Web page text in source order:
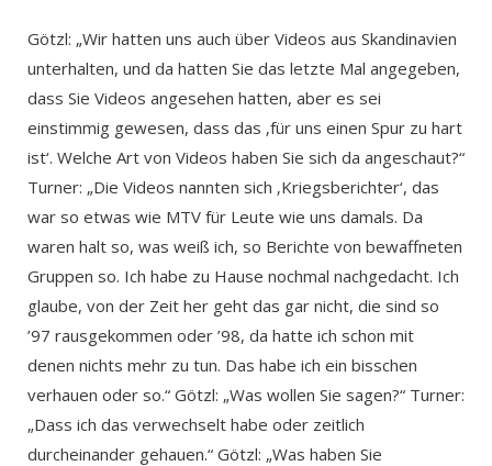
Götzl: „Wir hatten uns auch über Videos aus Skandinavien
unterhalten, und da hatten Sie das letzte Mal angegeben,
dass Sie Videos angesehen hatten, aber es sei
einstimmig gewesen, dass das ‚für uns einen Spur zu hart
ist‘. Welche Art von Videos haben Sie sich da angeschaut?“
Turner: „Die Videos nannten sich ‚Kriegsberichter‘, das
war so etwas wie MTV für Leute wie uns damals. Da
waren halt so, was weiß ich, so Berichte von bewaffneten
Gruppen so. Ich habe zu Hause nochmal nachgedacht. Ich
glaube, von der Zeit her geht das gar nicht, die sind so
’97 rausgekommen oder ’98, da hatte ich schon mit
denen nichts mehr zu tun. Das habe ich ein bisschen
verhauen oder so.“ Götzl: „Was wollen Sie sagen?“ Turner:
„Dass ich das verwechselt habe oder zeitlich
durcheinander gehauen.“ Götzl: „Was haben Sie